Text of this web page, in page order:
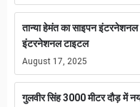
तान्या हेमंत का साइपन इंटरनेशनल
इंटरनेशनल टाइटल
August 17, 2025
गुलवीर सिंह 3000 मीटर दौड़ में